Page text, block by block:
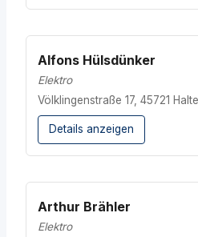
Alfons Hülsdünker
Elektro
Völklingenstraße 17, 45721
Details anzeigen
Arthur Brähler
Elektro